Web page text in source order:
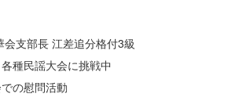
支部長 江差追分格付3級
種民謡大会に挑戦中
の慰問活動